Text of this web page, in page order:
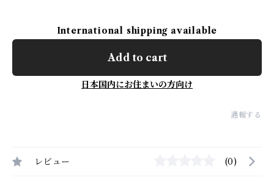
International shipping available
Add to cart
日本国内にお住まいの方向け
通報する
レビュー (0)